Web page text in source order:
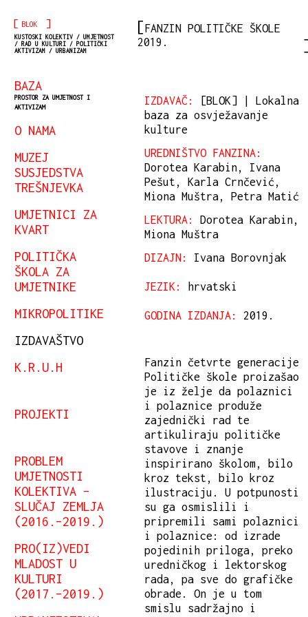
[ BLOK ]
KUSTOSKI KOLEKTIV / UMJETNOST
/ RAD U KULTURI / POLITIČKI
AKTIVIZAM / URBANIZAM
BAZA
PROSTOR ZA UMJETNOST I
AKTIVIZAM
O NAMA
MUZEJ
SUSJEDSTVA
TREŠNJEVKA
UMJETNICI ZA
KVART
POLITIČKA
ŠKOLA ZA
UMJETNIKE
MIKROPOLITIKE
IZDAVAŠTVO
K.R.U.H
PROJEKTI
PROBLEM
UMJETNOSTI
KOLEKTIVA –
SLUČAJ ZEMLJA
(2016.–2019.)
PRO(IZ)VEDI
MLADOST U
KULTURI
(2017.–2019.)
FANZIN POLITIČKE ŠKOLE
2019.
IZDAVAČ:
[BLOK] | Lokalna
baza za osvježavanje
kulture
UREDNIŠTVO FANZINA:
Dorotea Karabin, Ivana
Pešut, Karla Crnčević,
Miona Muštra, Petra Matić
LEKTURA:
Dorotea Karabin,
Miona Muštra
DIZAJN:
Ivana Borovnjak
JEZIK: hrvatski
GODINA IZDANJA: 2019.
Fanzin četvrte generacije
Političke škole proizašao
je iz želje da polaznici
i polaznice produže
zajednički rad te
artikuliraju političke
stavove i znanje
inspirirano školom, bilo
kroz tekst, bilo kroz
ilustraciju. U potpunosti
su ga osmislili i
pripremili sami polaznici
i polaznice: od izrade
pojedinih priloga, preko
uredničkog i lektorskog
rada, pa sve do grafičke
obrade. On je u tom
smislu sadržajno i